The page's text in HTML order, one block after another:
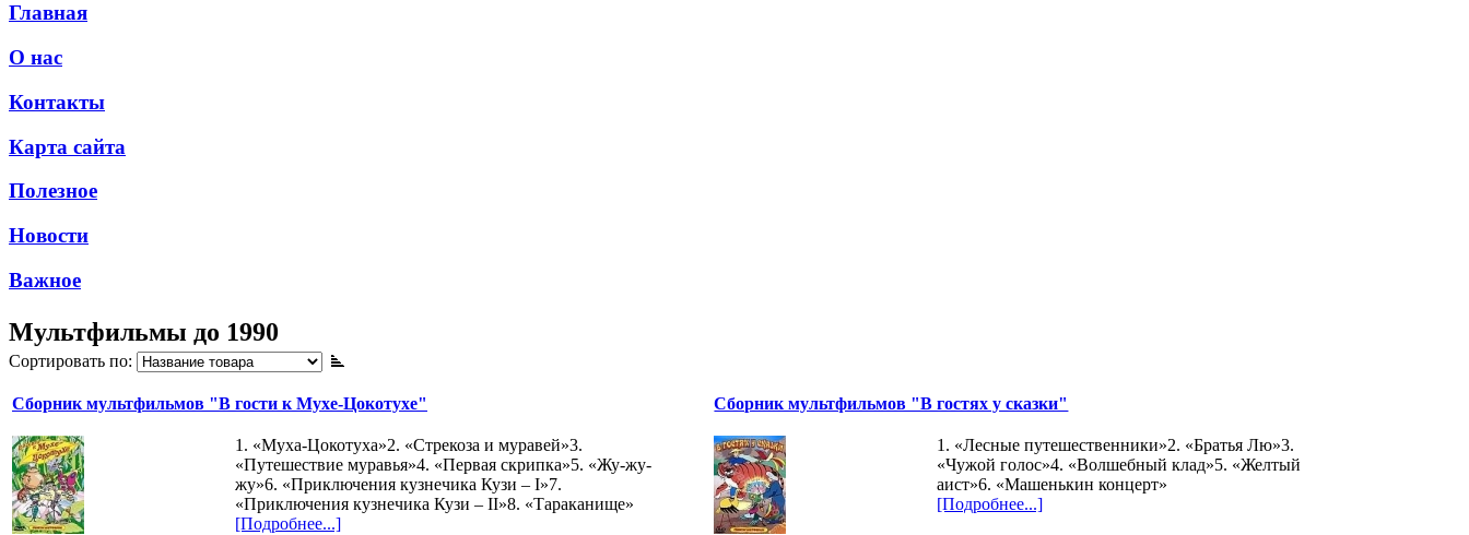
Главная
О нас
Контакты
Карта сайта
Полезное
Новости
Важное
Мультфильмы до 1990
Сортировать по:
Сборник мультфильмов "В гости к Мухе-Цокотухе"
1. «Муха-Цокотуха»2. «Стрекоза и муравей»3.
«Путешествие муравья»4. «Первая скрипка»5. «Жу-жу-
жу»6. «Приключения кузнечика Кузи – I»7.
«Приключения кузнечика Кузи – II»8. «Тараканище»
[Подробнее...]
Сборник мультфильмов "В гостях у сказки"
1. «Лесные путешественники»2. «Братья Лю»3.
«Чужой голос»4. «Волшебный клад»5. «Желтый
аист»6. «Машенькин концерт»
[Подробнее...]